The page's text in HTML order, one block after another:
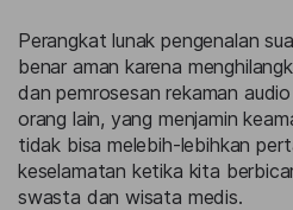
Perangkat lunak pengenalan
benar aman karena
dan pemrosesan rekaman
orang lain, yang menjamin
tidak bisa melebih-lebihkan
keselamatan ketika kita
swasta dan wisata medis.